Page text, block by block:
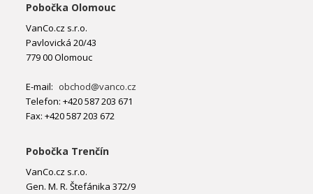
Pobočka Olomouc
VanCo.cz s.r.o.
Pavlovická 20/43
779 00 Olomouc
E-mail: obchod@vanco.cz
Telefon: +420 587 203 671
Fax: +420 587 203 672
Pobočka Trenčín
VanCo.cz s.r.o.
Gen. M. R. Štefánika 372/9